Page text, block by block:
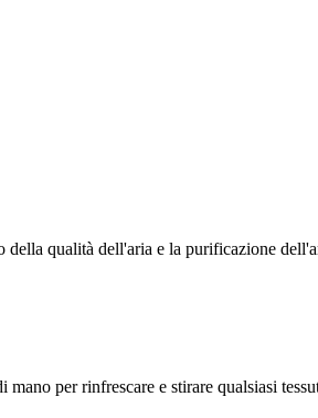
qualità dell'aria e la purificazione
per rinfrescare e stirare qualsiasi